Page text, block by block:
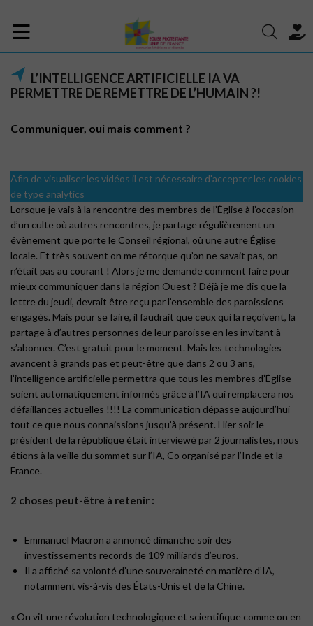
L’INTELLIGENCE ARTIFICIELLE IA VA
PERMETTRE DE REMETTRE DE L’HUMAIN ?!
Communiquer, oui mais comment ?
Afin de visualiser les vidéos il est nécessaire d'accepter les cookies
de type analytics
Lorsque je vais à la rencontre des membres de l’Église à l’occasion
d’un culte où autres rencontres, je partage régulièrement un
évènement que porte le Conseil régional, où une autre Église
locale. Et très souvent on me rétorque qu’on ne savait pas, on
n’était pas au courant ! Alors je me demande comment faire pour
mieux communiquer dans la région Ouest ? Déjà je me dis que la
lettre du jeudi, devrait être reçu par l’ensemble des paroissiens
engagés. Mais pour se faire, il faudrait que ceux qui la reçoivent, la
partage à d’autres personnes de leur paroisse en les invitant à
s’abonner. C’est gratuit pour le moment. Mais les technologies
avancent à grands pas et peut-être que dans 2 ou 3 ans,
l’intelligence artificielle permettra que tous les membres d’Église
soient automatiquement informés grâce à l’IA qui remplacera nos
défaillances actuelles !!!! La communication dépasse aujourd’hui
tout ce que nous connaissions jusqu’à présent. Hier soir le
président de la république était interviewé par 2 journalistes, nous
étions à la veille du sommet sur l’IA, Co organisé par l’Inde et la
France.
2 choses peut-être à retenir :
Emmanuel Macron a annoncé dimanche soir des
investissements records de 109 milliards d’euros.
Il a affiché sa volonté d’une souveraineté en matière d’IA,
notamment vis-à-vis des États-Unis et de la Chine.
« On vit une révolution technologique et scientifique comme on en